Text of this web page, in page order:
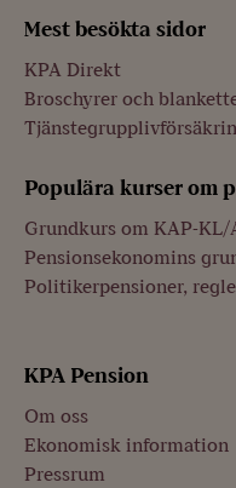
Mest besökta sidor
KPA Direkt
Broschyrer och
Populära kurser om
Grundkurs om KAP-KL/
Pensionsekonomins
Politikerpensioner,
KPA Pension
Om oss
Ekonomisk information
Pressrum